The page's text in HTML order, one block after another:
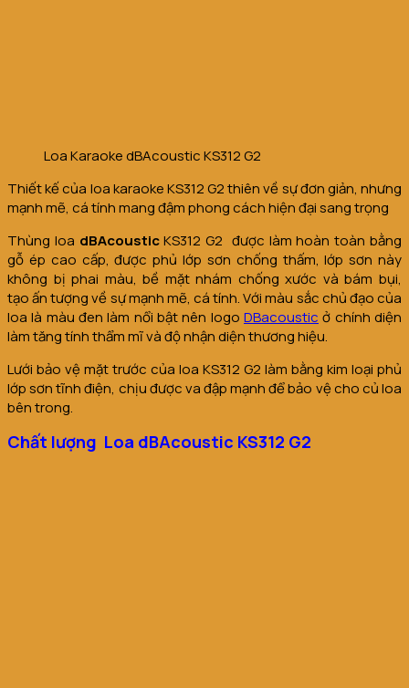
Loa Karaoke dBAcoustic KS312 G2
Thiết kế của loa karaoke KS312 G2 thiên về sự đơn giản, nhưng
mạnh mẽ, cá tính mang đậm phong cách hiện đại sang trọng
Thùng loa dBAcousticKS312 G2 được làm hoàn toàn bằng
gỗ ép cao cấp, được phủ lớp sơn chống thấm, lớp sơn này
không bị phai màu, bề mặt nhám chống xước và bám bụi,
tạo ấn tượng về sự mạnh mẽ, cá tính. Với màu sắc chủ đạo của
loa là màu đen làm nổi bật nên logo DBacoustic ở chính diện
làm tăng tính thẩm mĩ và độ nhận diện thương hiệu.
Lưới bảo vệ mặt trước của loa KS312 G2 làm bằng kim loại phủ
lớp sơn tĩnh điện, chịu được va đập mạnh để bảo vệ cho củ loa
bên trong.
Chất lượng Loa dBAcoustic KS312 G2